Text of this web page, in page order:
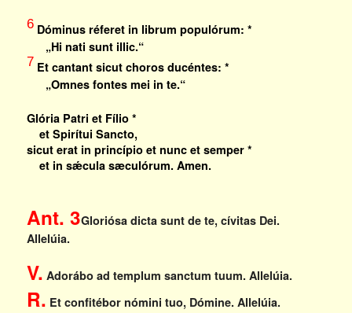
6Dóminus réferet in librum populórum: *
„Hi nati sunt illic.“
7 Et cantant sicut choros ducéntes: *
„Omnes fontes mei in te.“
Glória Patri et Fílio *
et Spirítui Sancto,
sicut erat in princípio et nunc et semper *
et in sǽcula sæculórum. Amen.
Ant. 3Gloriósa dicta sunt de te, cívitas Dei.
Allelúia.
V. Adorábo ad templum sanctum tuum. Allelúia.
R. Et confitébor nómini tuo, Dómine. Allelúia.